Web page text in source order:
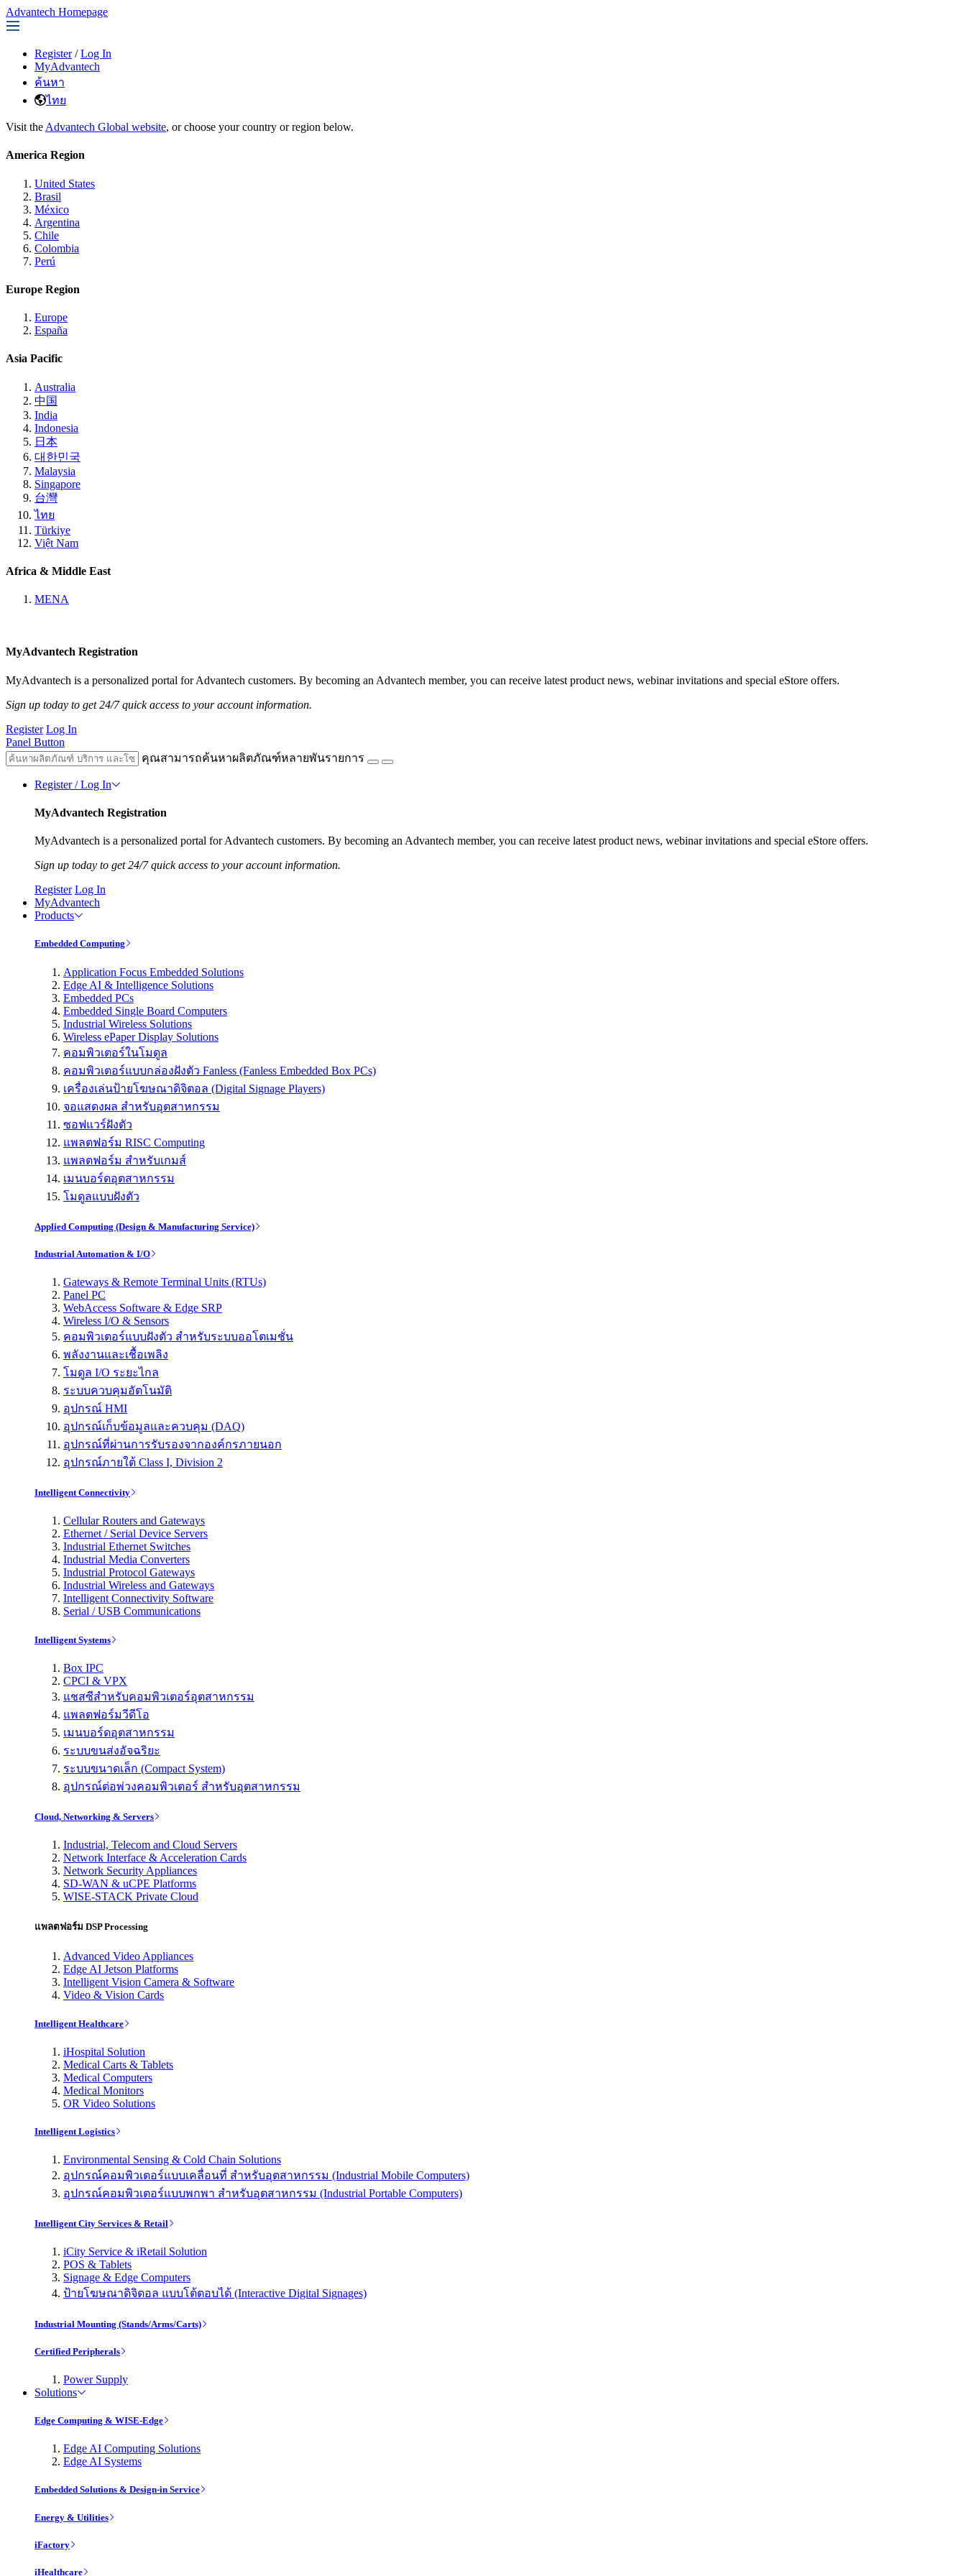
Advantech Homepage
Register / Log In
MyAdvantech
ค้นหา
ไทย
Visit the Advantech Global website, or choose your country or region below.
America Region
United States
Brasil
México
Argentina
Chile
Colombia
Perú
Europe Region
Europe
España
Asia Pacific
Australia
中国
India
Indonesia
日本
대한민국
Malaysia
Singapore
台灣
ไทย
Türkiye
Việt Nam
Africa & Middle East
MENA
MyAdvantech Registration
MyAdvantech is a personalized portal for Advantech customers. By becoming an Advantech member, you can receive latest product news, webinar invitations and special eStore offers.
Sign up today to get 24/7 quick access to your account information.
Register Log In
Panel Button
คุณสามารถค้นหาผลิตภัณฑ์หลายพันรายการ
Register / Log In
MyAdvantech Registration
MyAdvantech is a personalized portal for Advantech customers. By becoming an Advantech member, you can receive latest product news, webinar invitations and special eStore offers.
Sign up today to get 24/7 quick access to your account information.
Register Log In
MyAdvantech
Products
Embedded Computing
Application Focus Embedded Solutions
Edge AI & Intelligence Solutions
Embedded PCs
Embedded Single Board Computers
Industrial Wireless Solutions
Wireless ePaper Display Solutions
คอมพิวเตอร์ในโมดูล
คอมพิวเตอร์แบบกล่องฝังตัว Fanless (Fanless Embedded Box PCs)
เครื่องเล่นป้ายโฆษณาดิจิตอล (Digital Signage Players)
จอแสดงผล สำหรับอุตสาหกรรม
ซอฟแวร์ฝังตัว
แพลตฟอร์ม RISC Computing
แพลตฟอร์ม สำหรับเกมส์
เมนบอร์ดอุตสาหกรรม
โมดูลแบบฝังตัว
Applied Computing (Design & Manufacturing Service)
Industrial Automation & I/O
Gateways & Remote Terminal Units (RTUs)
Panel PC
WebAccess Software & Edge SRP
Wireless I/O & Sensors
คอมพิวเตอร์แบบฝังตัว สำหรับระบบออโตเมชั่น
พลังงานและเชื้อเพลิง
โมดูล I/O ระยะไกล
ระบบควบคุมอัตโนมัติ
อุปกรณ์ HMI
อุปกรณ์เก็บข้อมูลและควบคุม (DAQ)
อุปกรณ์ที่ผ่านการรับรองจากองค์กรภายนอก
อุปกรณ์ภายใต้ Class I, Division 2
Intelligent Connectivity
Cellular Routers and Gateways
Ethernet / Serial Device Servers
Industrial Ethernet Switches
Industrial Media Converters
Industrial Protocol Gateways
Industrial Wireless and Gateways
Intelligent Connectivity Software
Serial / USB Communications
Intelligent Systems
Box IPC
CPCI & VPX
แชสซีสำหรับคอมพิวเตอร์อุตสาหกรรม
แพลตฟอร์มวีดีโอ
เมนบอร์ดอุตสาหกรรม
ระบบขนส่งอัจฉริยะ
ระบบขนาดเล็ก (Compact System)
อุปกรณ์ต่อพ่วงคอมพิวเตอร์ สำหรับอุตสาหกรรม
Cloud, Networking & Servers
Industrial, Telecom and Cloud Servers
Network Interface & Acceleration Cards
Network Security Appliances
SD-WAN & uCPE Platforms
WISE-STACK Private Cloud
แพลตฟอร์ม DSP Processing
Advanced Video Appliances
Edge AI Jetson Platforms
Intelligent Vision Camera & Software
Video & Vision Cards
Intelligent Healthcare
iHospital Solution
Medical Carts & Tablets
Medical Computers
Medical Monitors
OR Video Solutions
Intelligent Logistics
Environmental Sensing & Cold Chain Solutions
อุปกรณ์คอมพิวเตอร์แบบเคลื่อนที่ สำหรับอุตสาหกรรม (Industrial Mobile Computers)
อุปกรณ์คอมพิวเตอร์แบบพกพา สำหรับอุตสาหกรรม (Industrial Portable Computers)
Intelligent City Services & Retail
iCity Service & iRetail Solution
POS & Tablets
Signage & Edge Computers
ป้ายโฆษณาดิจิตอล แบบโต้ตอบได้ (Interactive Digital Signages)
Industrial Mounting (Stands/Arms/Carts)
Certified Peripherals
Power Supply
Solutions
Edge Computing & WISE-Edge
Edge AI Computing Solutions
Edge AI Systems
Embedded Solutions & Design-in Service
Energy & Utilities
iFactory
iHealthcare